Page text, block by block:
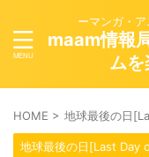
ーマンガ・
maam情報
ム
HOME > 地球最後の日
地球最後の日[Last Day